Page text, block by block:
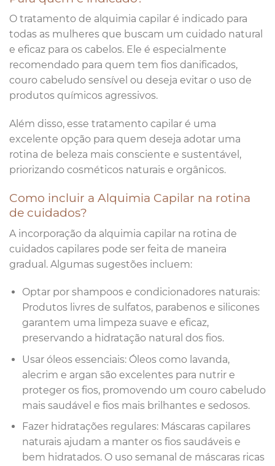
O tratamento de alquimia capilar é indicado para
todas as mulheres que buscam um cuidado natural
e eficaz para os cabelos. Ele é especialmente
recomendado para quem tem fios danificados,
couro cabeludo sensível ou deseja evitar o uso de
produtos químicos agressivos.
Além disso, esse tratamento capilar é uma
excelente opção para quem deseja adotar uma
rotina de beleza mais consciente e sustentável,
priorizando cosméticos naturais e orgânicos.
Como incluir a Alquimia Capilar na rotina
de cuidados?
A incorporação da alquimia capilar na rotina de
cuidados capilares pode ser feita de maneira
gradual. Algumas sugestões incluem:
Optar por shampoos e condicionadores naturais:
Produtos livres de sulfatos, parabenos e silicones
garantem uma limpeza suave e eficaz,
preservando a hidratação natural dos fios.
Usar óleos essenciais: Óleos como lavanda,
alecrim e argan são excelentes para nutrir e
proteger os fios, promovendo um couro cabeludo
mais saudável e fios mais brilhantes e sedosos.
Fazer hidratações regulares: Máscaras capilares
naturais ajudam a manter os fios saudáveis e
bem hidratados. O uso semanal de máscaras ricas